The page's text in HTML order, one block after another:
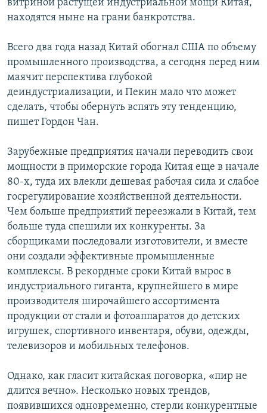
витриной растущей индустриальной мощи Китая,
находятся ныне на грани банкротства.
Всего два года назад Китай обогнал США по объему
промышленного производства, а сегодня перед ним
маячит перспектива глубокой
деиндустриализации, и Пекин мало что может
сделать, чтобы обернуть вспять эту тенденцию,
пишет Гордон Чан.
Зарубежные предприятия начали переводить свои
мощности в приморские города Китая еще в начале
80-х, туда их влекли дешевая рабочая сила и слабое
госрегулирование хозяйственной деятельности.
Чем больше предприятий переезжали в Китай, тем
больше туда спешили их конкуренты. За
сборщиками последовали изготовители, и вместе
они создали эффективные промышленные
комплексы. В рекордные сроки Китай вырос в
индустриального гиганта, крупнейшего в мире
производителя широчайшего ассортимента
продукции от стали и фотоаппаратов до детских
игрушек, спортивного инвентаря, обуви, одежды,
телевизоров и мобильных телефонов.
Однако, как гласит китайская поговорка, «пир не
длится вечно». Несколько новых трендов,
появившихся одновременно, стерли конкурентные